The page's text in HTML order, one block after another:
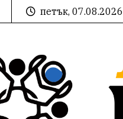
петък, 07.08.2026